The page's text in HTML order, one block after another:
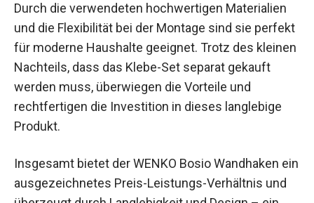
Durch die verwendeten hochwertigen Materialien
und die Flexibilität bei der Montage sind sie perfekt
für moderne Haushalte geeignet. Trotz des kleinen
Nachteils, dass das Klebe-Set separat gekauft
werden muss, überwiegen die Vorteile und
rechtfertigen die Investition in dieses langlebige
Produkt.
Insgesamt bietet der WENKO Bosio Wandhaken ein
ausgezeichnetes Preis-Leistungs-Verhältnis und